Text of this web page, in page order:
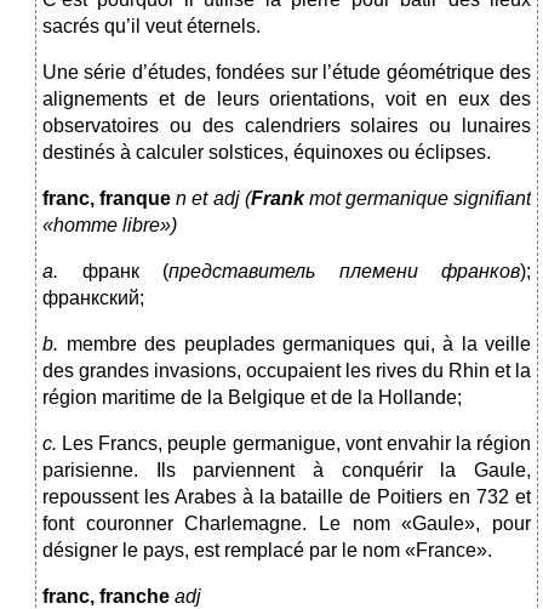
sacrés qu’il veut éternels.
Une série d’études, fondées sur l’étude géométrique des
alignements et de leurs orientations, voit en eux des
observatoires ou des calendriers solaires ou lunaires
destinés à calculer solstices, équinoxes ou éclipses.
franc, franquen et adj (Frankmot germanique signifiant
«homme libre»)
a. франк (представитель племени франков);
франкский;
b. membre des peuplades germaniques qui, à la veille
des grandes invasions, occupaient les rives du Rhin et la
région maritime de la Belgique et de la Hollande;
c. Les Francs, peuple germanigue, vont envahir la région
parisienne. Ils parviennent à conquérir la Gaule,
repoussent les Arabes à la bataille de Poitiers en 732 et
font couronner Charlemagne. Le nom «Gaule», pour
désigner le pays, est remplacé par le nom «France».
franc, franсhe adj